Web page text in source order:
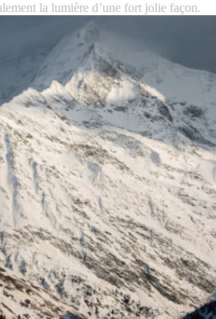
la lumière d’une fort jolie façon.